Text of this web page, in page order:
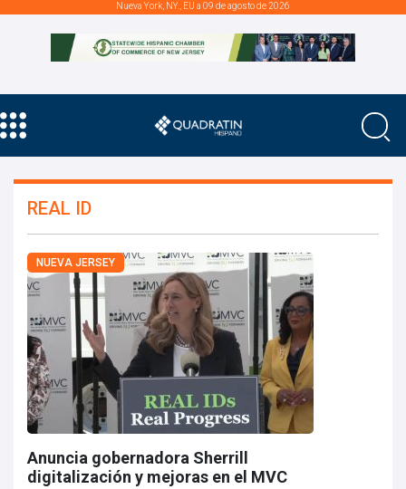
Nueva York, NY., EU a 09 de agosto de 2026
REAL ID
NUEVA JERSEY
Anuncia gobernadora Sherrill
digitalización y mejoras en el MVC